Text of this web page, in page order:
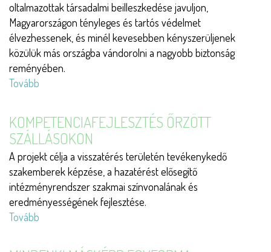
oltalmazottak társadalmi beilleszkedése javuljon,
Magyarországon tényleges és tartós védelmet
élvezhessenek, és minél kevesebben kényszerüljenek
közülük más országba vándorolni a nagyobb biztonság
reményében.
Tovább
KOMPETENCIAFEJLESZTÉS ŐRZÖTT
SZÁLLÁSOKON
A projekt célja a visszatérés területén tevékenykedő
szakemberek képzése, a hazatérést elősegítő
intézményrendszer szakmai színvonalának és
eredményességének fejlesztése.
Tovább
szállásokon)